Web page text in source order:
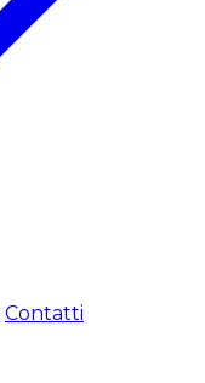
Contatti